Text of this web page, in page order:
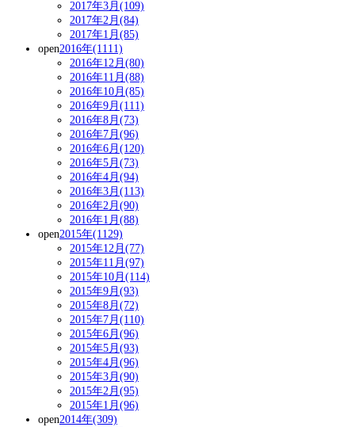
2017年3月(109)
2017年2月(84)
2017年1月(85)
open2016年(1111)
2016年12月(80)
2016年11月(88)
2016年10月(85)
2016年9月(111)
2016年8月(73)
2016年7月(96)
2016年6月(120)
2016年5月(73)
2016年4月(94)
2016年3月(113)
2016年2月(90)
2016年1月(88)
open2015年(1129)
2015年12月(77)
2015年11月(97)
2015年10月(114)
2015年9月(93)
2015年8月(72)
2015年7月(110)
2015年6月(96)
2015年5月(93)
2015年4月(96)
2015年3月(90)
2015年2月(95)
2015年1月(96)
open2014年(309)